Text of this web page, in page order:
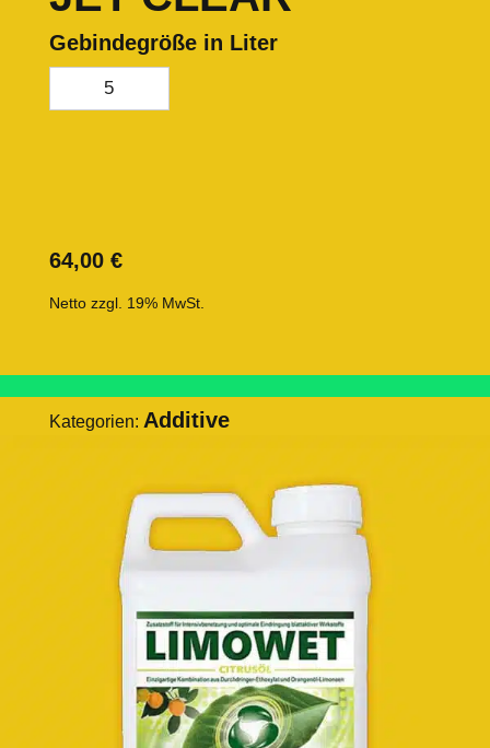
Gebindegröße in Liter
5
64,00 €
Netto zzgl. 19% MwSt.
Kategorien: Additive